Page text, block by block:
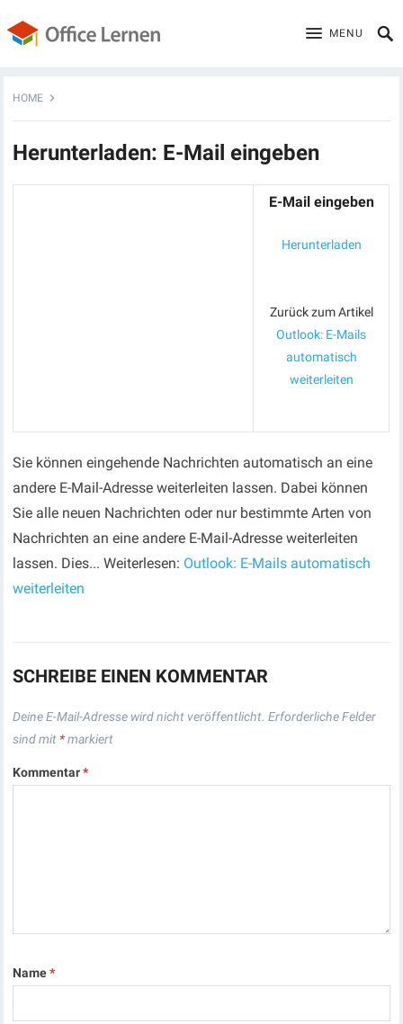
MENU
HOME
Herunterladen: E-Mail eingeben
E-Mail eingeben
Herunterladen
Zurück zum Artikel
Outlook: E-Mails
automatisch
weiterleiten
Sie können eingehende Nachrichten automatisch an eine
andere E-Mail-Adresse weiterleiten lassen. Dabei können
Sie alle neuen Nachrichten oder nur bestimmte Arten von
Nachrichten an eine andere E-Mail-Adresse weiterleiten
lassen. Dies... Weiterlesen: Outlook: E-Mails automatisch
weiterleiten
SCHREIBE EINEN KOMMENTAR
Deine E-Mail-Adresse wird nicht veröffentlicht. Erforderliche Felder
sind mit *markiert
Kommentar*
Name*